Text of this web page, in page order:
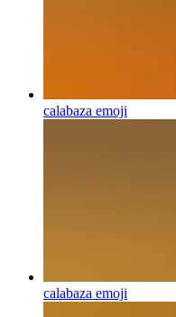
calabaza emoji
calabaza emoji